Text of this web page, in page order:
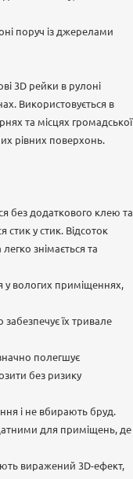
поруч із джерелами
3D рейки в рулоні
Використовується в
та місцях громадської
рівних поверхонь.
без додаткового клею та
у стик. Відсоток
знімається та
у вологих приміщеннях,
їх тривале
полегшує
без ризику
і не вбирають бруд.
для приміщень, де
виражений 3D-ефект,